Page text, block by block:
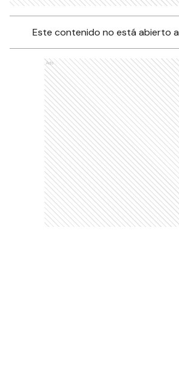
Este contenido no está abierto
Ads